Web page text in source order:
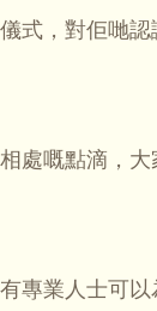
式，對佢哋
處嘅點滴，
專業人士可